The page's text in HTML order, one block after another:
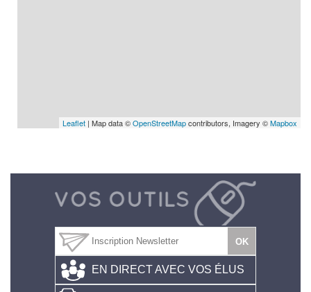
Leaflet | Map data ©OpenStreetMapcontributors, Imagery ©Mapbox
EN DIRECT AVEC VOS ÉLUS